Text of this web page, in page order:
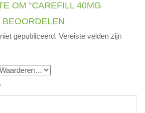
OM “CAREFILL 40MG
BEOORDELEN
gepubliceerd. Vereiste velden zijn